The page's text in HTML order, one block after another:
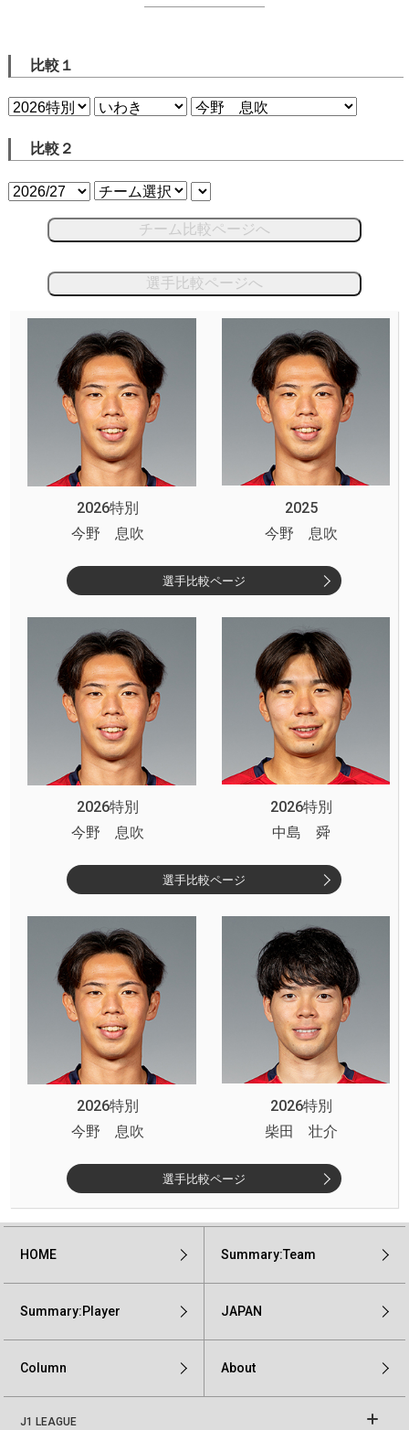
比較１
比較２
チーム比較ページへ
選手比較ページへ
2026特別
2025
今野 息吹
今野 息吹
選手比較ページ
2026特別
2026特別
今野 息吹
中島 舜
選手比較ページ
2026特別
2026特別
今野 息吹
柴田 壮介
選手比較ページ
HOME Summary:Team
Summary:Player JAPAN
Column About
J1 LEAGUE